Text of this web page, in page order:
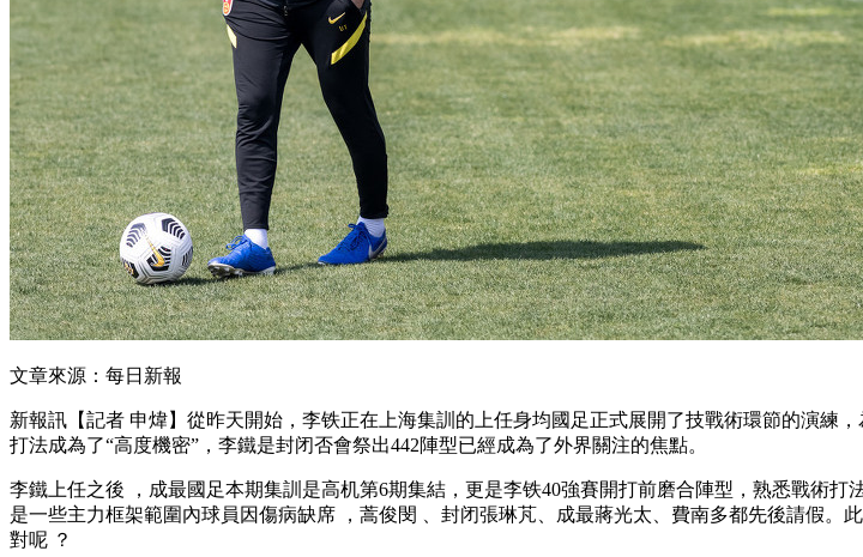
文章來源：每日新報
新報訊【記者 申煒】從昨天開始 ，李铁正在上海集訓的上任身均國足正式展開了技戰術環節的演練
打法成為了“高度機密”，李鐵是封闭否會祭出442陣型已經成為了外界關注的焦點。
李鐵上任之後 ，成最國足本期集訓是高机第6期集結，更是李铁40強賽開打前磨合陣型，熟悉戰術打
是一些主力框架範圍內球員因傷病缺席 ，蒿俊閔 、封闭張琳芃、成最蔣光太、費南多都先後請假 
對呢 ？